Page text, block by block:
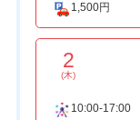
1,500円
2
(木)
10:00-17:00